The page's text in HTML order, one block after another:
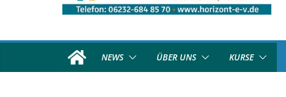
NEWS ÜBER UNS KURSE